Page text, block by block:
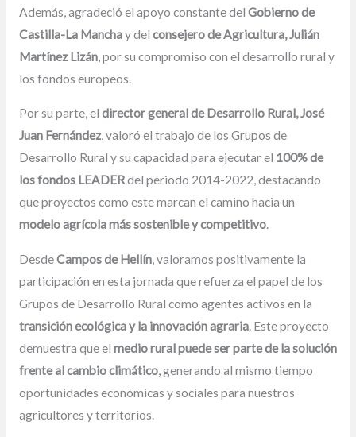
Además, agradeció el apoyo constante del Gobierno de
Castilla-La Manchay del consejero de Agricultura, Julián
Martínez Lizán, por su compromiso con el desarrollo rural y
los fondos europeos.
Por su parte, el director general de Desarrollo Rural, José
Juan Fernández, valoró el trabajo de los Grupos de
Desarrollo Rural y su capacidad para ejecutar el 100% de
los fondos LEADERdel periodo 2014-2022, destacando
que proyectos como este marcan el camino hacia un
modelo agrícola más sostenible y competitivo.
DesdeCampos de Hellín, valoramos positivamente la
participación en esta jornada que refuerza el papel de los
Grupos de Desarrollo Rural como agentes activos en la
transición ecológica y la innovación agraria. Este proyecto
demuestra que el medio rural puede ser parte de la solución
frente al cambio climático, generando al mismo tiempo
oportunidades económicas y sociales para nuestros
agricultores y territorios.